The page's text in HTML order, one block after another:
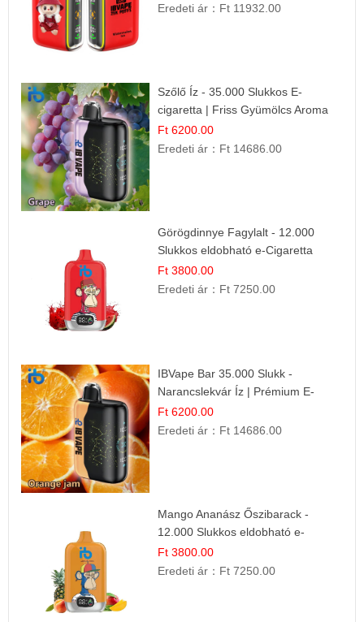
Eredeti ár： Ft 11932.00
Szőlő Íz - 35.000 Slukkos E-
cigaretta | Friss Gyümölcs Aroma
Ft 6200.00
Eredeti ár： Ft 14686.00
Görögdinnye Fagylalt - 12.000
Slukkos eldobható e-Cigaretta
Ft 3800.00
Eredeti ár： Ft 7250.00
IBVape Bar 35.000 Slukk -
Narancslekvár Íz | Prémium E-
cigaretta
Ft 6200.00
Eredeti ár： Ft 14686.00
Mango Ananász Őszibarack -
12.000 Slukkos eldobható e-
Cigaretta
Ft 3800.00
Eredeti ár： Ft 7250.00